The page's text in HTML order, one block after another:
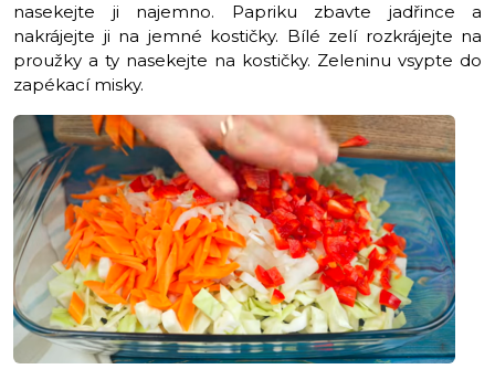
nasekejte ji najemno. Papriku zbavte jadřince a
nakrájejte ji na jemné kostičky. Bílé zelí rozkrájejte na
proužky a ty nasekejte na kostičky. Zeleninu vsypte do
zapékací misky.